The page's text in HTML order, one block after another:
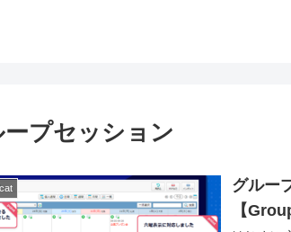
ープセッション
グルー
【